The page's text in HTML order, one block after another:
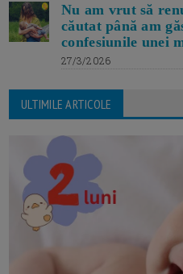
Nu am vrut să
căutat până am
confesiunile unei
27/3/2026
ULTIMILE ARTICOLE